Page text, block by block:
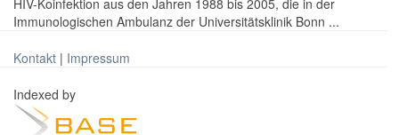
HIV-Koinfektion aus den Jahren 1988 bis 2005, die in der
Immunologischen Ambulanz der Universitätsklinik Bonn ...
Kontakt | Impressum
Indexed by